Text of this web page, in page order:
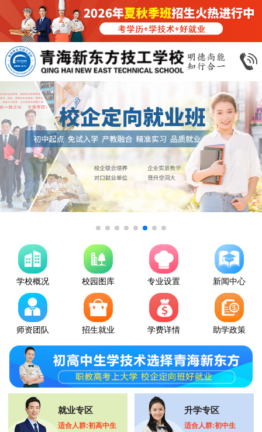
学校概况 校园图库 专业设置 新闻中心
师资团队 招生就业 学费详情 助学政策
就业专区
适合人群:初高中生
升学专区
适合人群:初中生